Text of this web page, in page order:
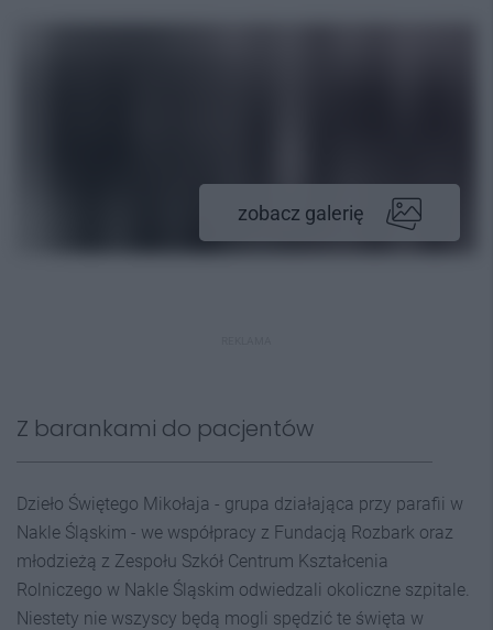
zobacz galerię
Z barankami do pacjentów
Dzieło Świętego Mikołaja - grupa działająca przy parafii w
Nakle Śląskim - we współpracy z Fundacją Rozbark oraz
młodzieżą z Zespołu Szkół Centrum Kształcenia
Rolniczego w Nakle Śląskim odwiedzali okoliczne szpitale.
Niestety nie wszyscy będą mogli spędzić te święta w